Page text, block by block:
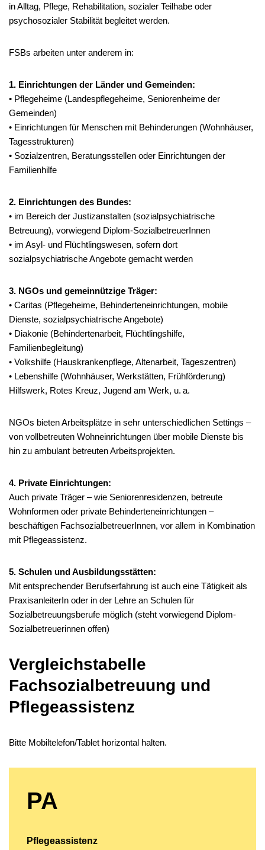
in Alltag, Pflege, Rehabilitation, sozialer Teilhabe oder
psychosozialer Stabilität begleitet werden.
FSBs arbeiten unter anderem in:
1. Einrichtungen der Länder und Gemeinden:
• Pflegeheime (Landespflegeheime, Seniorenheime der
Gemeinden)
• Einrichtungen für Menschen mit Behinderungen (Wohnhäuser,
Tagesstrukturen)
• Sozialzentren, Beratungsstellen oder Einrichtungen der
Familienhilfe
2. Einrichtungen des Bundes:
• im Bereich der Justizanstalten (sozialpsychiatrische
Betreuung), vorwiegend Diplom-SozialbetreuerInnen
• im Asyl- und Flüchtlingswesen, sofern dort
sozialpsychiatrische Angebote gemacht werden
3. NGOs und gemeinnützige Träger:
• Caritas (Pflegeheime, Behinderteneinrichtungen, mobile
Dienste, sozialpsychiatrische Angebote)
• Diakonie (Behindertenarbeit, Flüchtlingshilfe,
Familienbegleitung)
• Volkshilfe (Hauskrankenpflege, Altenarbeit, Tageszentren)
• Lebenshilfe (Wohnhäuser, Werkstätten, Frühförderung)
Hilfswerk, Rotes Kreuz, Jugend am Werk, u. a.
NGOs bieten Arbeitsplätze in sehr unterschiedlichen Settings –
von vollbetreuten Wohneinrichtungen über mobile Dienste bis
hin zu ambulant betreuten Arbeitsprojekten.
4. Private Einrichtungen:
Auch private Träger – wie Seniorenresidenzen, betreute
Wohnformen oder private Behinderteneinrichtungen –
beschäftigen FachsozialbetreuerInnen, vor allem in Kombination
mit Pflegeassistenz.
5. Schulen und Ausbildungsstätten:
Mit entsprechender Berufserfahrung ist auch eine Tätigkeit als
PraxisanleiterIn oder in der Lehre an Schulen für
Sozialbetreuungsberufe möglich (steht vorwiegend Diplom-
Sozialbetreuerinnen offen)
Vergleichstabelle
Fachsozialbetreuung und
Pflegeassistenz
Bitte Mobiltelefon/Tablet horizontal halten.
PA
Pflegeassistenz